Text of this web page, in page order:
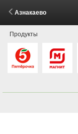
Азнакаево
Продукты